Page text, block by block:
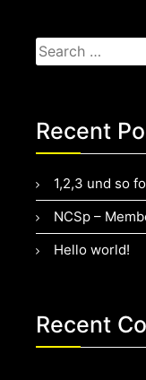
Search
for:
Recent
1,2,3 und so
NCSp –
Hello world!
Recent